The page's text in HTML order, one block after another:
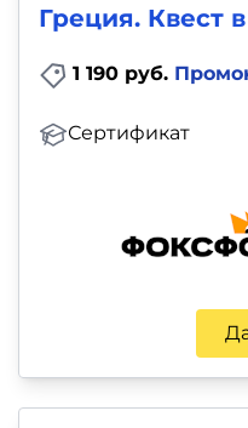
Греция. Квест
1 190 руб.
Сертификат